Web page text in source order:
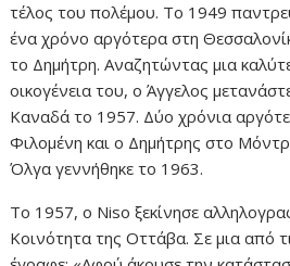
τέλος του πολέμου. Το 1949
ένα χρόνο αργότερα στη
το Δημήτρη. Αναζητώντας μια
οικογένεια του, ο Άγγελος
Καναδά το 1957. Δύο χρόνια
Φιλομένη και ο Δημήτρης στο
Όλγα γεννήθηκε το 1963.
Το 1957, ο Niso ξεκίνησε
Κοινότητα της Οττάβα. Σε μια από